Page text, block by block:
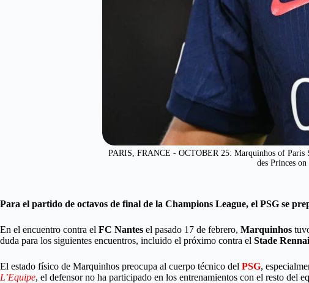
PARIS, FRANCE - OCTOBER 25: Marquinhos of Paris
des Princes
Para el partido de octavos de final de la Champions League, el PSG se
En el encuentro contra el FC Nantes el pasado 17 de febrero, Marquinhos
duda para los siguientes encuentros, incluido el próximo contra el Stade
El estado físico de Marquinhos preocupa al cuerpo técnico del PSG,
L’Equipe, el defensor no ha participado en los entrenamientos con el resto del